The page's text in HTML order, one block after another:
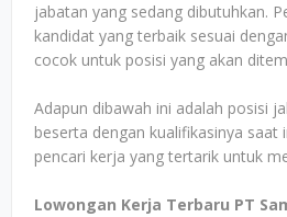
jabatan yang sedang dibutuhkan.
kandidat yang terbaik sesuai
cocok untuk posisi yang akan
Adapun dibawah ini adalah posisi
beserta dengan kualifikasinya saat
pencari kerja yang tertarik untuk
Lowongan Kerja Terbaru PT